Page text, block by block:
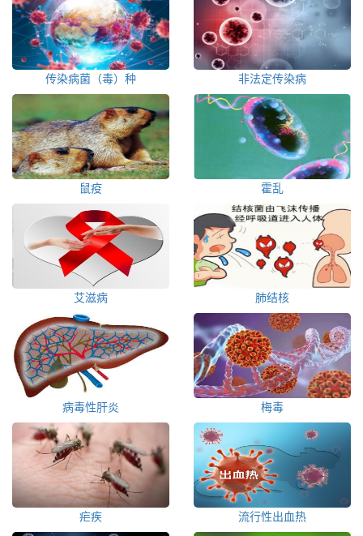
传染病菌（毒）种 非法定传染病
鼠疫 霍乱
艾滋病 肺结核
病毒性肝炎 梅毒
疟疾 流行性出血热